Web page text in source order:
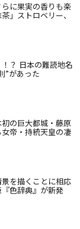
に果実の香りも楽
」ストロベリー、
？ 日本の難読地名
”があった
の巨大都城・藤原
帝・持統天皇の凄
を描くことに相応
色辞典』が新発